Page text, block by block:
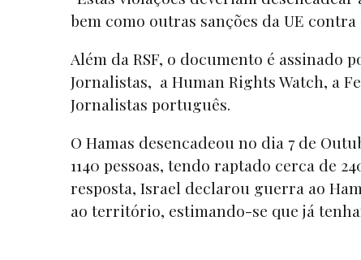
bem como outras sanções da UE
Além da RSF, o documento é assinado
Jornalistas, a Human Rights Watch, a
Jornalistas português.
O Hamas desencadeou no dia 7 de
1140 pessoas, tendo raptado cerca de
resposta, Israel declarou guerra ao
ao território, estimando-se que já